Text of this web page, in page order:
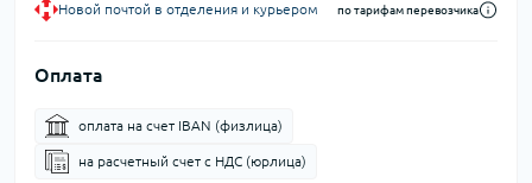
Новой почтой в отделения и курьером по тарифам перевозчика
Оплата
оплата на счет IBAN (физлица)
на расчетный счет c НДС (юрлица)